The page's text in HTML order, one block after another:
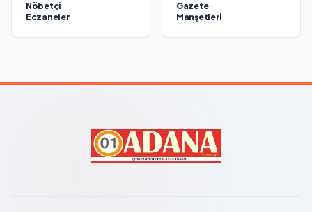
Nöbetçi
Eczaneler
Gazete
Manşetleri